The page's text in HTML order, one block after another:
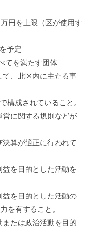
を上限（区が使用す
予定
てを満たす団体
に主たる事
ていること。
規則などが
に行われて
した活動を
した活動の
を有すること。
活動を目的